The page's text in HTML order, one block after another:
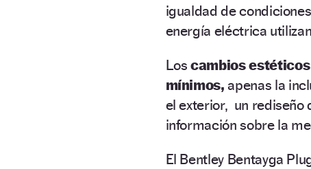
igualdad de
energía eléctrica
Los cambios estéticos
mínimos, apenas la
el exterior, un
información sobre la
El Bentley Bentayga